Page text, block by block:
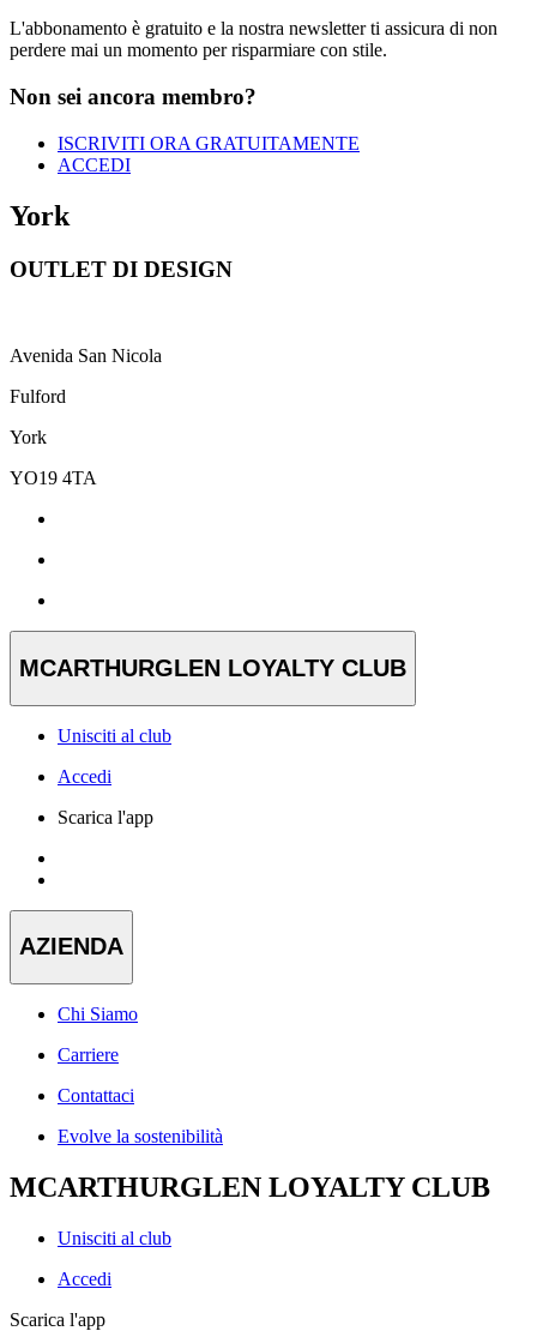
L'abbonamento è gratuito e la nostra newsletterti assicura di non
perdere mai un momento per risparmiare con stile.
Non sei ancora membro?
ISCRIVITI ORA GRATUITAMENTE
ACCEDI
York
OUTLET DI DESIGN
Avenida San Nicola
Fulford
York
YO19 4TA
MCARTHURGLEN LOYALTY CLUB
Unisciti al club
Accedi
Scarica l'app
AZIENDA
Chi Siamo
Carriere
Contattaci
Evolve la sostenibilità
MCARTHURGLEN LOYALTY CLUB
Unisciti al club
Accedi
Scarica l'app